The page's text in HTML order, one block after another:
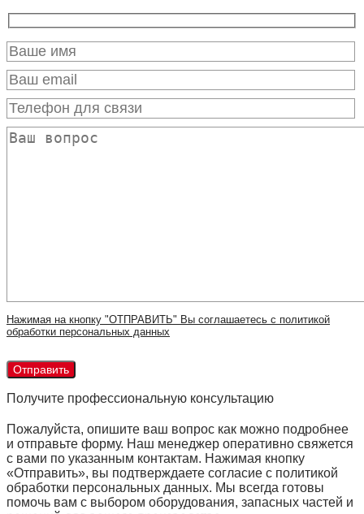
Нажимая на кнопку "ОТПРАВИТЬ" Вы соглашаетесь с политикой
обработки персональных данных
Получите профессиональную консультацию
Пожалуйста, опишите ваш вопрос как можно подробнее
и отправьте форму. Наш менеджер оперативно свяжется
с вами по указанным контактам. Нажимая кнопку
«Отправить», вы подтверждаете согласие с политикой
обработки персональных данных. Мы всегда готовы
помочь вам с выбором оборудования, запасных частей и